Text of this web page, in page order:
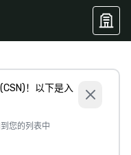
！以下是入
您的列表中